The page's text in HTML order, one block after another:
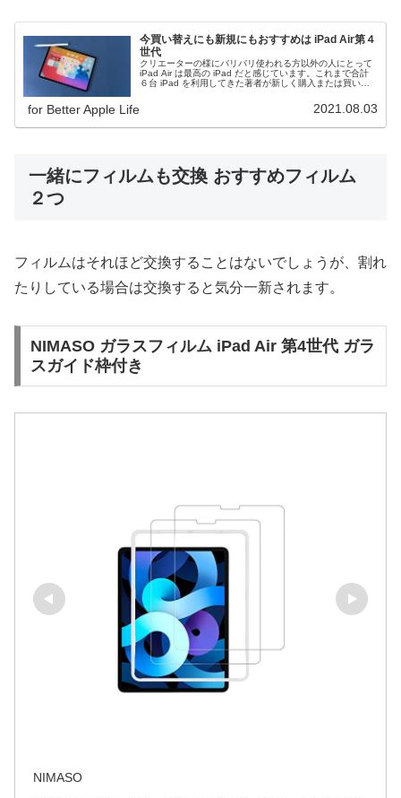
今買い替えにも新規にもおすすめは iPad Air第４
世代
クリエーターの様にバリバリ使われる方以外の人にとって
iPad Air は最高の iPad だと感じています。これまで合計
６台 iPad を利用してきた著者が新しく購入または買い替
for Better Apple Life 2021.08.03
一緒にフィルムも交換 おすすめフィルム
２つ
フィルムはそれほど交換することはないでしょうが、割れ
たりしている場合は交換すると気分一新されます。
NIMASO ガラスフィルム iPad Air 第4世代 ガラ
スガイド枠付き
NIMASO